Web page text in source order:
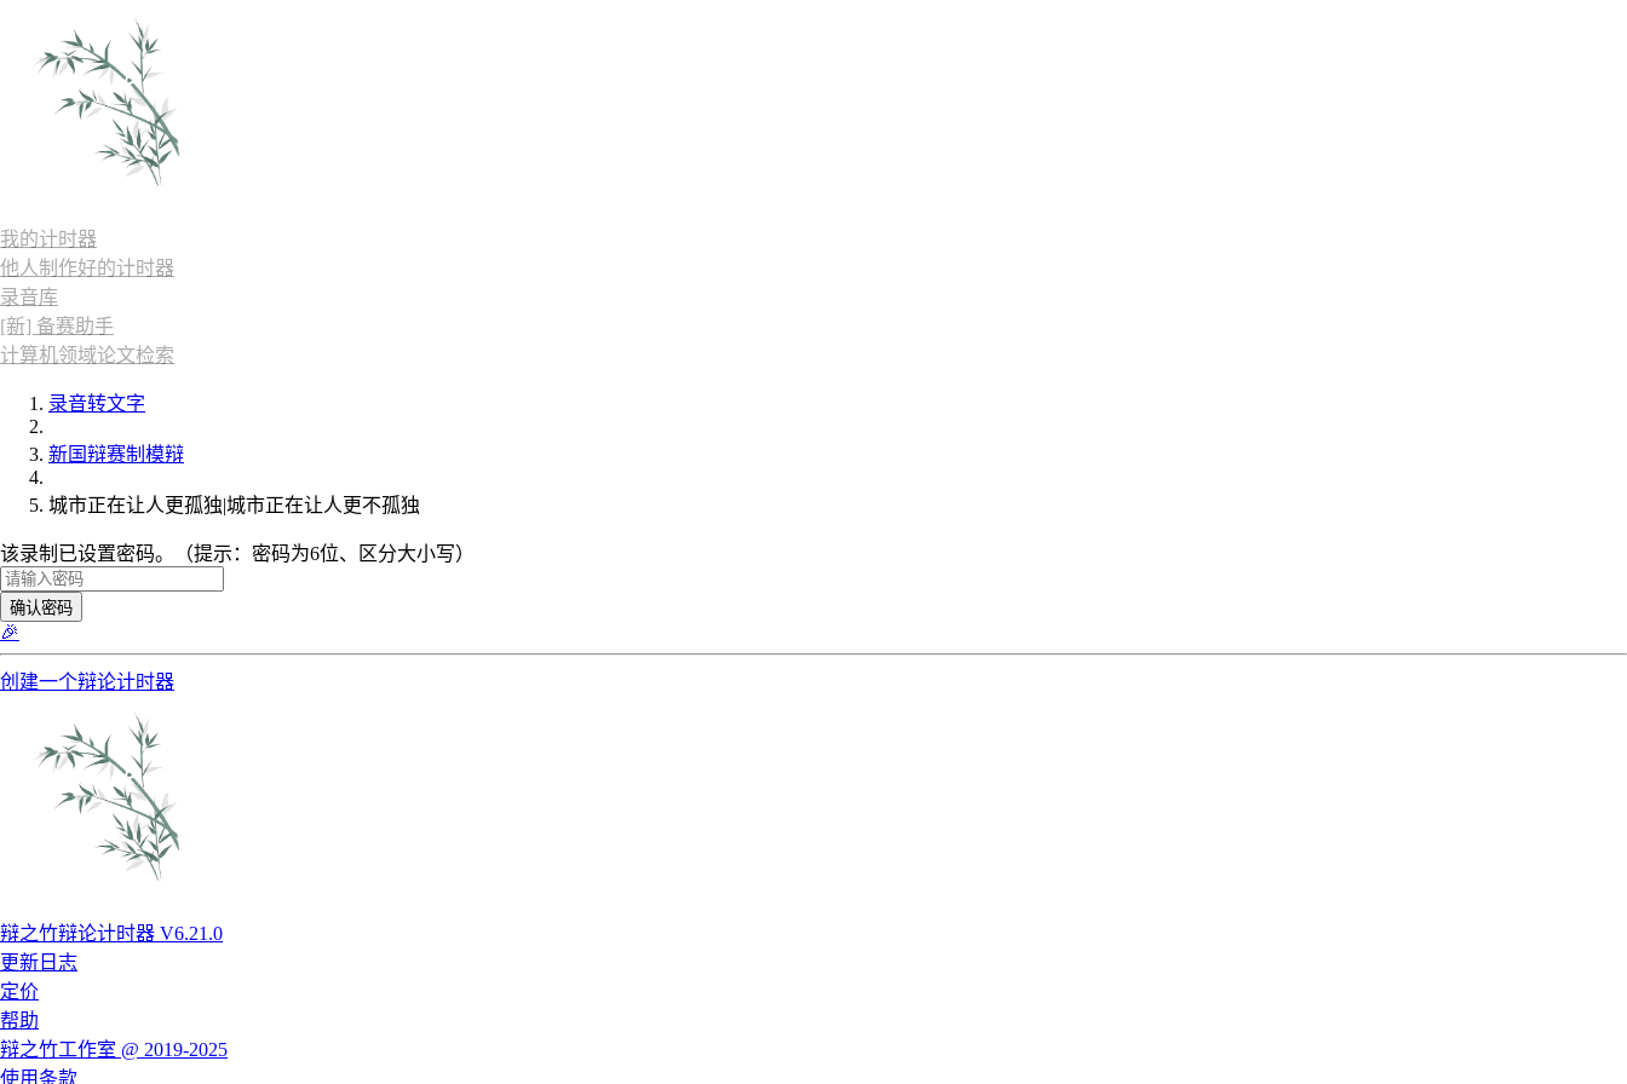
我的计时器
他人制作好的计时器
录音库
[新] 备赛助手
计算机领域论文检索
录音转文字
新国辩赛制模辩
城市正在让人更孤独|城市正在让人更不孤独
该录制已设置密码。（提示：密码为6位、区分大小写）
确认密码
🎉
创建一个辩论计时器
辩之竹辩论计时器 V6.21.0
更新日志
定价
帮助
辩之竹工作室 @ 2019-2025
使用条款